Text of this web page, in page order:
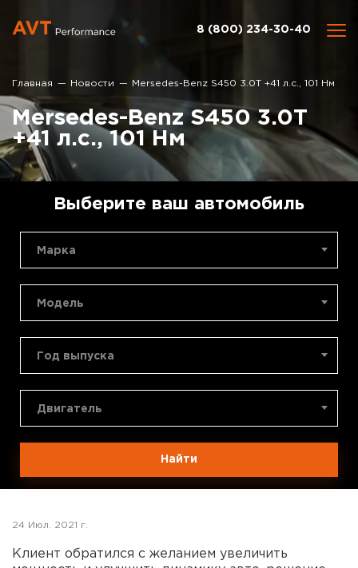
8 (800) 234-30-40
Главная Новости Mersedes-Benz S450 3.0T +41 л.с., 101 Нм
Mersedes-Benz S450 3.0T
+41 л.с., 101 Нм
Выберите ваш автомобиль
Марка
Модель
Год выпуска
Двигатель
Найти
24 Июл. 2021 г.
Клиент обратился с желанием увеличить